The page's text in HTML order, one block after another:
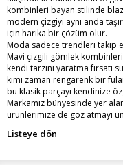
kombinleri bayan stilinde
modern çizgiyi aynı anda
için harika bir çözüm olur.
Moda sadece trendleri takip
Mavi çizgili gömlek
kendi tarzını yaratma
kimi zaman rengarenk bir
bu klasik parçayı kendinize
Markamız bünyesinde yer
ürünlerimize de göz atmayı
Listeye dön